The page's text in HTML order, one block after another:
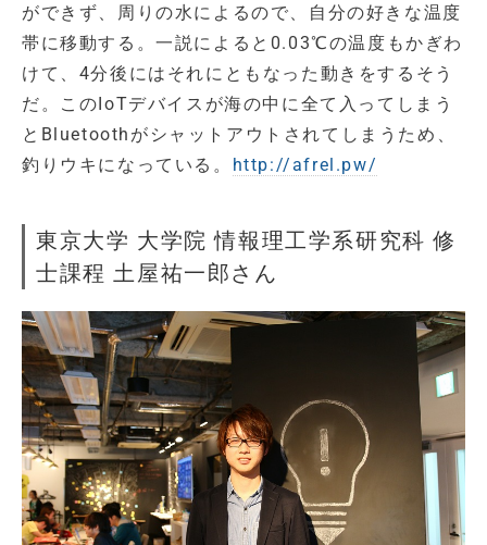
ができず、周りの水によるので、自分の好きな温度
帯に移動する。一説によると0.03℃の温度もかぎわ
けて、4分後にはそれにともなった動きをするそう
だ。このIoTデバイスが海の中に全て入ってしまう
とBluetoothがシャットアウトされてしまうため、
釣りウキになっている。 http://afrel.pw/
東京大学 大学院 情報理工学系研究科 修
士課程 土屋祐一郎さん